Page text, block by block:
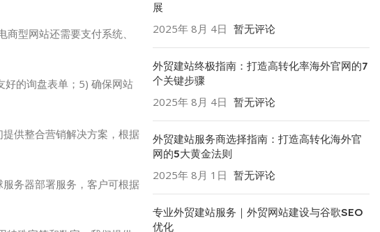
型网站还需要支付系统、
好的询盘表单；5) 确保网站
供整合营销解决方案，根据
务器部署服务，客户可根据
展
2025年 8月 4日 暂无评论
外贸建站终极指南：打造高转化率海外官网的7
个关键步骤
2025年 8月 4日 暂无评论
外贸建站服务商选择指南：打造高转化海外官
网的5大黄金法则
2025年 8月 1日 暂无评论
专业外贸建站服务｜外贸网站建设与谷歌SEO
优化